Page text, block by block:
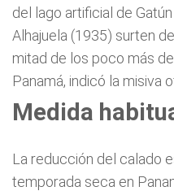
del lago artificial de
Alhajuela (1935) surten
mitad de los poco más
Panamá, indicó la misiva
Medida
La reducción del calado
temporada seca en